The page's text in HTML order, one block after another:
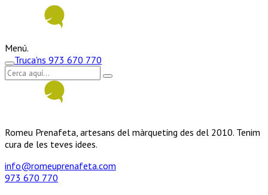
Menú.
Truca'ns 973 670 770
Romeu Prenafeta, artesans del màrqueting des del 2010. Tenim
cura de les teves idees.
info@romeuprenafeta.com
973 670 770